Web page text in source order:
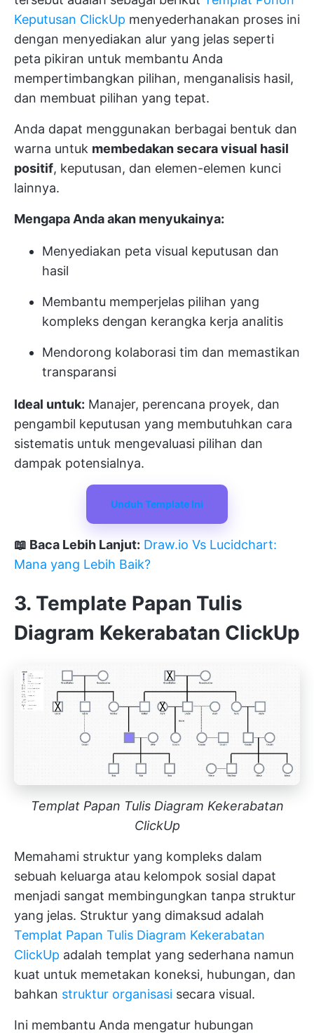
Keputusan ClickUp menyederhanakan proses ini
dengan menyediakan alur yang jelas seperti
peta pikiran untuk membantu Anda
mempertimbangkan pilihan, menganalisis hasil,
dan membuat pilihan yang tepat.
Anda dapat menggunakan berbagai bentuk dan
warna untuk membedakan secara visual hasil
positif, keputusan, dan elemen-elemen kunci
lainnya.
Mengapa Anda akan menyukainya:
Menyediakan peta visual keputusan dan
hasil
Membantu memperjelas pilihan yang
kompleks dengan kerangka kerja analitis
Mendorong kolaborasi tim dan memastikan
transparansi
Ideal untuk: Manajer, perencana proyek, dan
pengambil keputusan yang membutuhkan cara
sistematis untuk mengevaluasi pilihan dan
dampak potensialnya.
Unduh Template Ini
📖 Baca Lebih Lanjut: Draw.io Vs Lucidchart:
Mana yang Lebih Baik?
3. Template Papan Tulis
Diagram Kekerabatan ClickUp
Templat Papan Tulis Diagram Kekerabatan
ClickUp
Memahami struktur yang kompleks dalam
sebuah keluarga atau kelompok sosial dapat
menjadi sangat membingungkan tanpa struktur
yang jelas. Struktur yang dimaksud adalah
Templat Papan Tulis Diagram Kekerabatan
ClickUp adalah templat yang sederhana namun
kuat untuk memetakan koneksi, hubungan, dan
bahkan struktur organisasi secara visual.
Ini membantu Anda mengatur hubungan